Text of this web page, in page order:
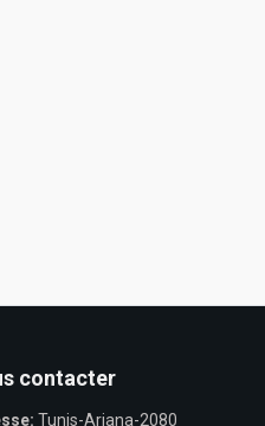
contacter
Tunis-Ariana-2080